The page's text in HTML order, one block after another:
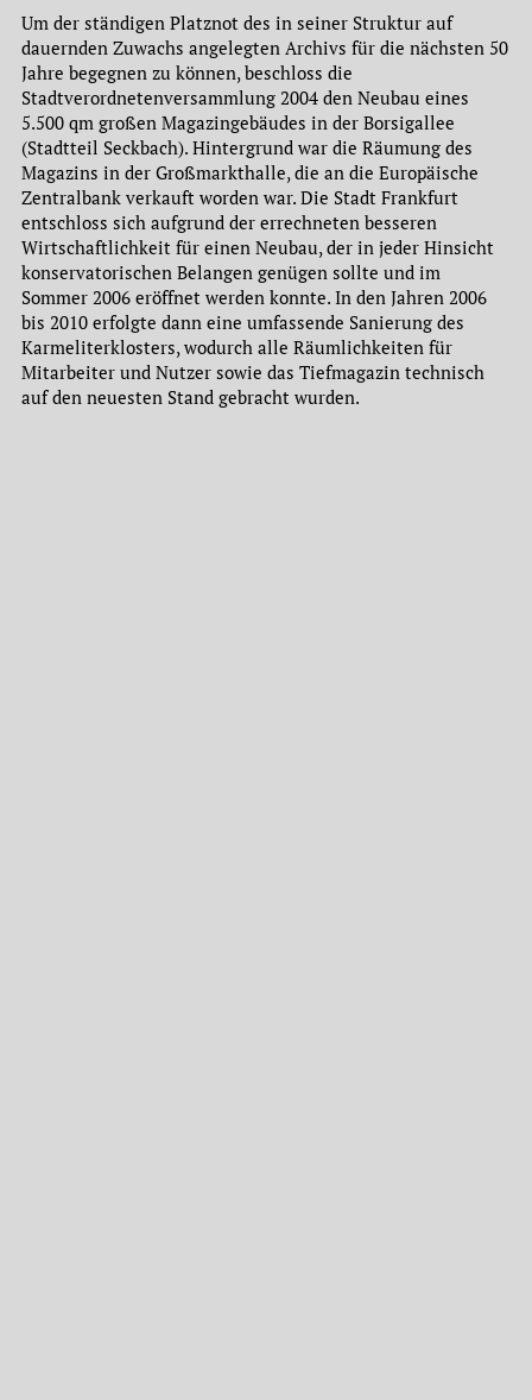
Um der ständigen Platznot des in seiner Struktur auf
dauernden Zuwachs angelegten Archivs für die nächsten 50
Jahre begegnen zu können, beschloss die
Stadtverordnetenversammlung 2004 den Neubau eines
5.500 qm großen Magazingebäudes in der Borsigallee
(Stadtteil Seckbach). Hintergrund war die Räumung des
Magazins in der Großmarkthalle, die an die Europäische
Zentralbank verkauft worden war. Die Stadt Frankfurt
entschloss sich aufgrund der errechneten besseren
Wirtschaftlichkeit für einen Neubau, der in jeder Hinsicht
konservatorischen Belangen genügen sollte und im
Sommer 2006 eröffnet werden konnte. In den Jahren 2006
bis 2010 erfolgte dann eine umfassende Sanierung des
Karmeliterklosters, wodurch alle Räumlichkeiten für
Mitarbeiter und Nutzer sowie das Tiefmagazin technisch
auf den neuesten Stand gebracht wurden.